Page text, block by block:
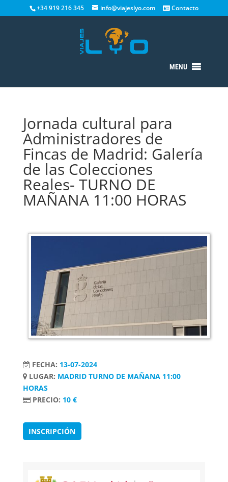
+34 919 216 345 info@viajeslyo.com Contacto
MENU
Jornada cultural para
Administradores de
Fincas de Madrid: Galería
de las Colecciones
Reales- TURNO DE
MAÑANA 11:00 HORAS
FECHA: 13-07-2024
LUGAR: MADRID TURNO DE MAÑANA 11:00
HORAS
PRECIO: 10 €
INSCRIPCIÓN